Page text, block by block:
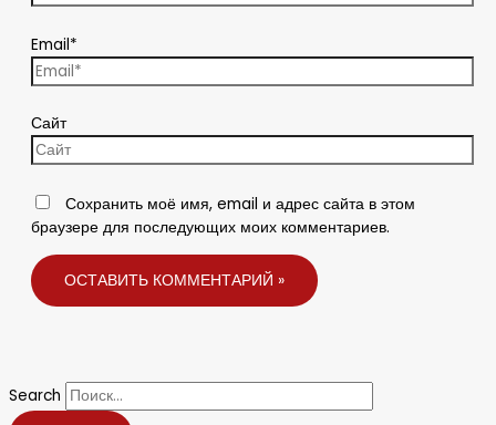
Email*
Сайт
Сохранить моё имя, email и адрес сайта в этом
браузере для последующих моих комментариев.
Search